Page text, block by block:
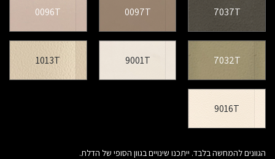
7037T
0097T
0096T
7032T
9001T
1013T
9016T
הגוונים להמחשה בלבד. ייתכנו שינויים בגוון הסופי של הדלת.